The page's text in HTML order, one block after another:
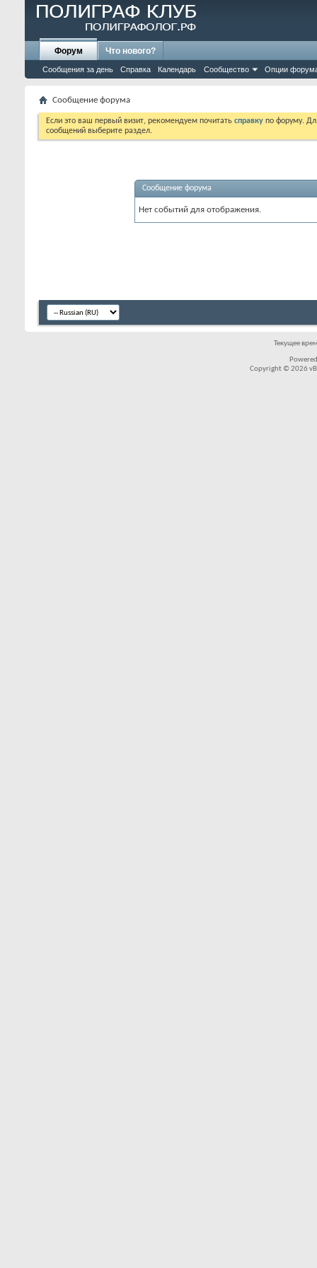
Форум
Сообщения за день Справка Календарь Сообщество Опции
Что нового?
Сообщение форума
Если это ваш первый визит, рекомендуем почитать справку по форуму.
сообщений выберите раздел.
Сообщение форума
Нет событий для отображения.
Текущее
Copyright © 2026